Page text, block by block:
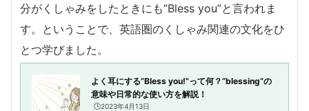
分がくしゃみをしたときにも”Bless you”と言われま
す。ということで、英語圏のくしゃみ関連の文化をひ
とつ学びました。
よく耳にする”Bless you!”って何？“blessing”の
意味や日常的な使い方を解説！
🕒️2023年4月13日